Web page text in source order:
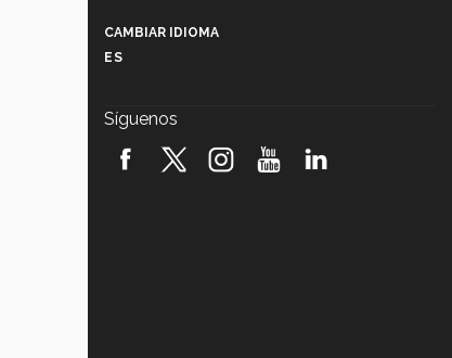
robótica FIRST 2026! (video)
CAMBIAR IDIOMA
ES
Síguenos